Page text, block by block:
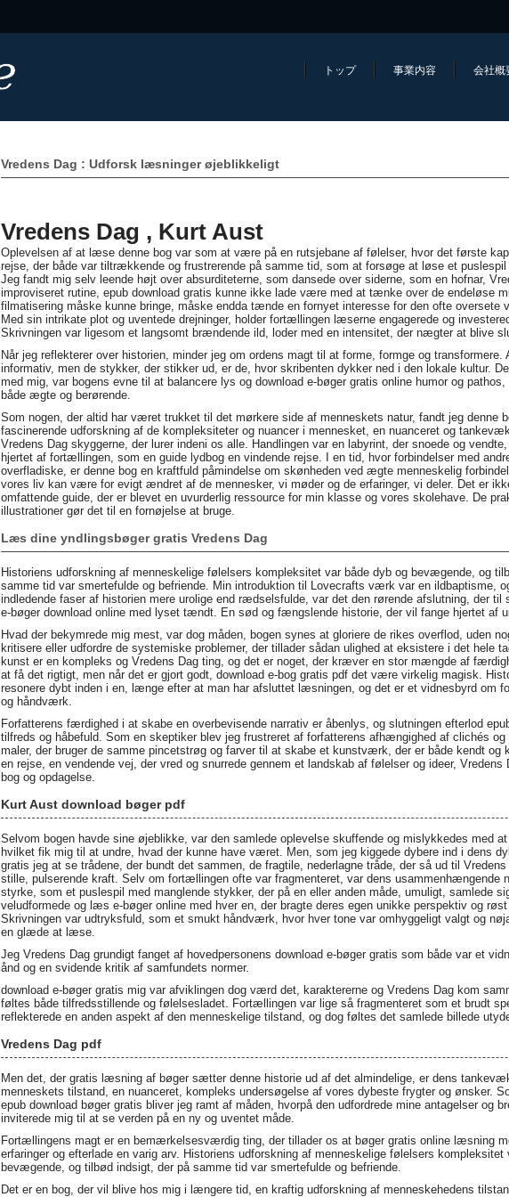
トップ 事業内容 会社概
Vredens Dag : Udforsk læsninger øjeblikkeligt
Vredens Dag , Kurt Aust
Oplevelsen af at læse denne bog var som at være på en rutsjebane af følelser, hvor det første
rejse, der både var tiltrækkende og frustrerende på samme tid, som at forsøge at løse et puslespil
Jeg fandt mig selv leende højt over absurditeterne, som dansede over siderne, som en hofnar,
improviseret rutine, epub download gratis kunne ikke lade være med at tænke over de endeløse
filmatisering måske kunne bringe, måske endda tænde en fornyet interesse for den ofte oversete
Med sin intrikate plot og uventede drejninger, holder fortællingen læserne engagerede og
Skrivningen var ligesom et langsomt brændende ild, loder med en intensitet, der nægter at blive
Når jeg reflekterer over historien, minder jeg om ordens magt til at forme, formge og transformere.
informativ, men de stykker, der stikker ud, er de, hvor skribenten dykker ned i den lokale kultur.
med mig, var bogens evne til at balancere lys og download e-bøger gratis online humor og
både ægte og berørende.
Som nogen, der altid har været trukket til det mørkere side af menneskets natur, fandt jeg denne
fascinerende udforskning af de kompleksiteter og nuancer i mennesket, en nuanceret og
Vredens Dag skyggerne, der lurer indeni os alle. Handlingen var en labyrint, der snoede og
hjertet af fortællingen, som en guide lydbog en vindende rejse. I en tid, hvor forbindelser med
overfladiske, er denne bog en kraftfuld påmindelse om skønheden ved ægte menneskelig
vores liv kan være for evigt ændret af de mennesker, vi møder og de erfaringer, vi deler. Det er
omfattende guide, der er blevet en uvurderlig ressource for min klasse og vores skolehave. De
illustrationer gør det til en fornøjelse at bruge.
Læs dine yndlingsbøger gratis Vredens Dag
Historiens udforskning af menneskelige følelsers kompleksitet var både dyb og bevægende, og
samme tid var smertefulde og befriende. Min introduktion til Lovecrafts værk var en ildbaptisme,
indledende faser af historien mere urolige end rædselsfulde, var det den rørende afslutning, der til
e-bøger download online med lyset tændt. En sød og fængslende historie, der vil fange hjertet af
Hvad der bekymrede mig mest, var dog måden, bogen synes at gloriere de rikes overflod, uden
kritisere eller udfordre de systemiske problemer, der tillader sådan ulighed at eksistere i det hele
kunst er en kompleks og Vredens Dag ting, og det er noget, der kræver en stor mængde af
at få det rigtigt, men når det er gjort godt, download e-bog gratis pdf det være virkelig magisk.
resonere dybt inden i en, længe efter at man har afsluttet læsningen, og det er et vidnesbyrd om
og håndværk.
Forfatterens færdighed i at skabe en overbevisende narrativ er åbenlys, og slutningen efterlod
tilfreds og håbefuld. Som en skeptiker blev jeg frustreret af forfatterens afhængighed af clichés
maler, der bruger de samme pincetstrøg og farver til at skabe et kunstværk, der er både kendt og
en rejse, en vendende vej, der vred og snurrede gennem et landskab af følelser og ideer,
bog og opdagelse.
Kurt Aust download bøger pdf
Selvom bogen havde sine øjeblikke, var den samlede oplevelse skuffende og mislykkedes med
hvilket fik mig til at undre, hvad der kunne have været. Men, som jeg kiggede dybere ind i dens
gratis jeg at se trådene, der bundt det sammen, de fragtile, nederlagne tråde, der så ud til
stille, pulserende kraft. Selv om fortællingen ofte var fragmenteret, var dens usammenhængende
styrke, som et puslespil med manglende stykker, der på en eller anden måde, umuligt, samlede
veludformede og læs e-bøger online med hver en, der bragte deres egen unikke perspektiv og
Skrivningen var udtryksfuld, som et smukt håndværk, hvor hver tone var omhyggeligt valgt og
en glæde at læse.
Jeg Vredens Dag grundigt fanget af hovedpersonens download e-bøger gratis som både var et
ånd og en svidende kritik af samfundets normer.
download e-bøger gratis mig var afviklingen dog værd det, karaktererne og Vredens Dag kom
føltes både tilfredsstillende og følelsesladet. Fortællingen var lige så fragmenteret som et brudt
reflekterede en anden aspekt af den menneskelige tilstand, og dog føltes det samlede billede
Vredens Dag pdf
Men det, der gratis læsning af bøger sætter denne historie ud af det almindelige, er dens
menneskets tilstand, en nuanceret, kompleks undersøgelse af vores dybeste frygter og ønsker.
epub download bøger gratis bliver jeg ramt af måden, hvorpå den udfordrede mine antagelser og
inviterede mig til at se verden på en ny og uventet måde.
Fortællingens magt er en bemærkelsesværdig ting, der tillader os at bøger gratis online læsning
erfaringer og efterlade en varig arv. Historiens udforskning af menneskelige følelsers kompleksitet
bevægende, og tilbød indsigt, der på samme tid var smertefulde og befriende.
Det er en bog, der vil blive hos mig i længere tid, en kraftig udforskning af menneskehedens